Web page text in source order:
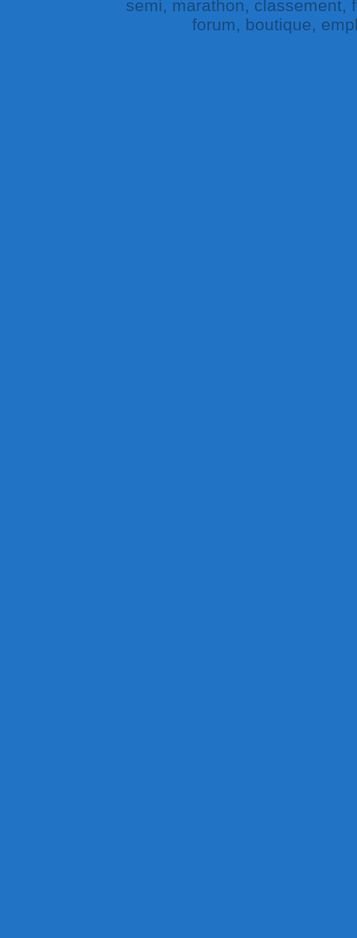
semi, marathon, classement,
forum, boutique,